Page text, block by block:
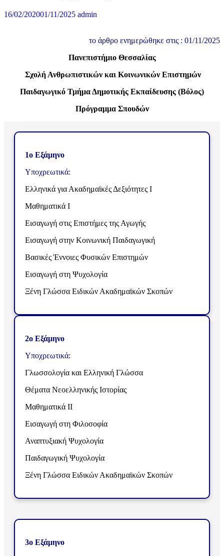
16/02/202001/11/2025 admin
το άρθρο ενημερώθηκε στις : 01/11/2025
Πανεπιστήμιο Θεσσαλίας
Σχολή Ανθρωπιστικών και Κοινωνικών Επιστημών
Παιδαγωγικό Τμήμα Δημοτικής Εκπαίδευσης (Βόλος)
Πρόγραμμα Σπουδών
1ο Εξάμηνο
Υποχρεωτικά:
Ελληνικά για Ακαδημαϊκές Δεξιότητες I
Μαθηματικά Ι
Εισαγωγή στις Επιστήμες της Αγωγής
Εισαγωγή στην Κοινωνική Παιδαγωγική
Βασικές Έννοιες Φυσικών Επιστημών
Εισαγωγή στη Ψυχολογία
Ξένη Γλώσσα Ειδικών Ακαδημαϊκών Σκοπών
2ο Εξάμηνο
Υποχρεωτικά:
Γλωσσολογία και Ελληνική Γλώσσα
Θέματα Νεοελληνικής Ιστορίας
Μαθηματικά ΙΙ
Εισαγωγή στη Φιλοσοφία
Αναπτυξιακή Ψυχολογία
Παιδαγωγική Ψυχολογία
Ξένη Γλώσσα Ειδικών Ακαδημαϊκών Σκοπών
3ο Εξάμηνο